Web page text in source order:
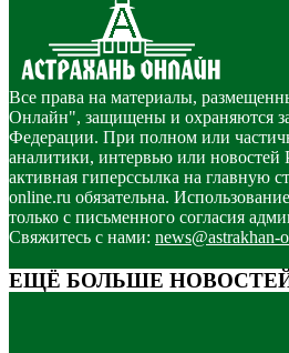
Все права на материалы,
Онлайн", защищены и охраняются
Федерации. При полном или
аналитики, интервью или
активная гиперссылка на главную
online.ru обязательна.
только с письменного согласия
Свяжитесь с нами: news@astrakhan-
ЕЩЁ БОЛЬШЕ